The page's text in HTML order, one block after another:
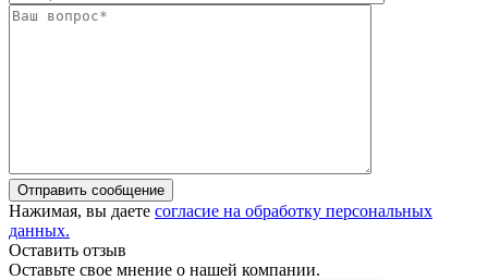
Отправить сообщение
Нажимая, вы даете согласие на обработку персональных
данных.
Оставить отзыв
Оставьте свое мнение о нашей компании.